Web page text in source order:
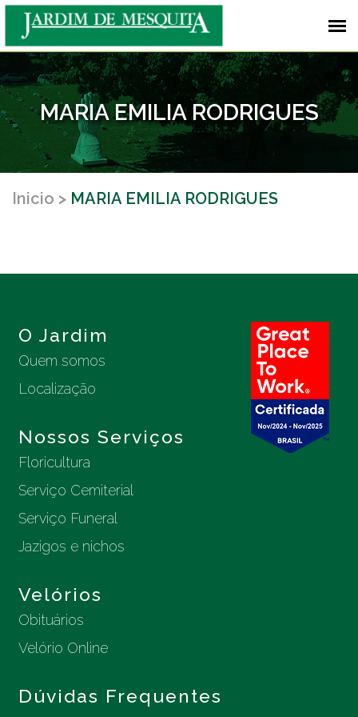
MARIA EMILIA RODRIGUES
Inicio MARIA EMILIA RODRIGUES
O Jardim
Quem somos
Localização
Nossos Serviços
Floricultura
Serviço Cemiterial
Serviço Funeral
Jazigos e nichos
Velórios
Obituários
Velório Online
Dúvidas Frequentes